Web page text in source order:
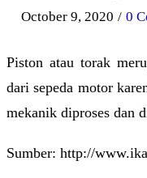
October 9, 2020 / 0
Piston atau torak
dari sepeda motor
mekanik diproses dan
Sumber: http://